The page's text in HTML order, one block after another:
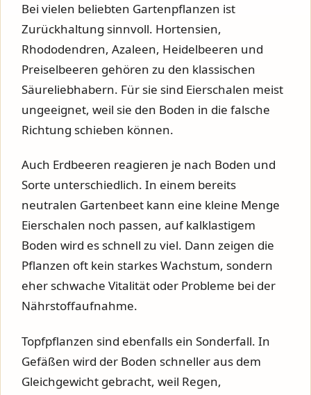
Bei vielen beliebten Gartenpflanzen ist
Zurückhaltung sinnvoll. Hortensien,
Rhododendren, Azaleen, Heidelbeeren und
Preiselbeeren gehören zu den klassischen
Säureliebhabern. Für sie sind Eierschalen meist
ungeeignet, weil sie den Boden in die falsche
Richtung schieben können.
Auch Erdbeeren reagieren je nach Boden und
Sorte unterschiedlich. In einem bereits
neutralen Gartenbeet kann eine kleine Menge
Eierschalen noch passen, auf kalklastigem
Boden wird es schnell zu viel. Dann zeigen die
Pflanzen oft kein starkes Wachstum, sondern
eher schwache Vitalität oder Probleme bei der
Nährstoffaufnahme.
Topfpflanzen sind ebenfalls ein Sonderfall. In
Gefäßen wird der Boden schneller aus dem
Gleichgewicht gebracht, weil Regen,